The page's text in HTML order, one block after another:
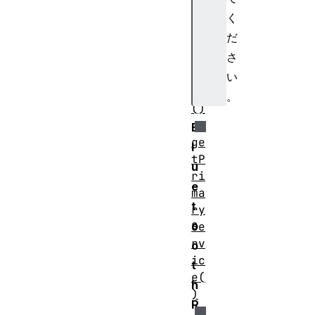
く
だ
さ
い
。
B
l
u
e
t
o
o
t
h
R
()
ge
tP
ri
ma
ry
Se
rv
ic
e(
)